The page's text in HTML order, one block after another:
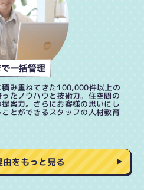
み重ねてきた100,000件以上の
たノウハウと技術力。住空間の
案力。さらにお客様の思いにし
とができるスタッフの人材教育
をもっと見る